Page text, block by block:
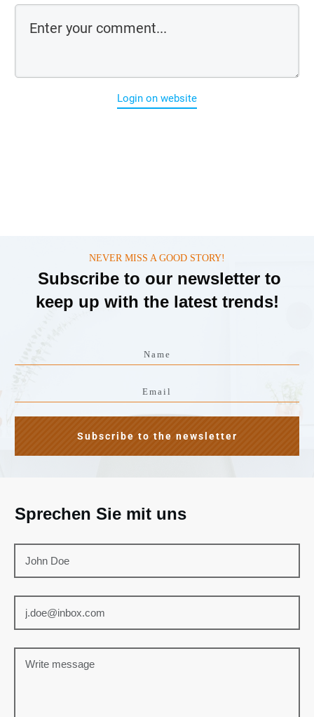
Login on website
NEVER MISS A GOOD STORY!
Subscribe to our newsletter to
keep up with the latest trends!
Subscribe to the newsletter
Sprechen Sie mit uns